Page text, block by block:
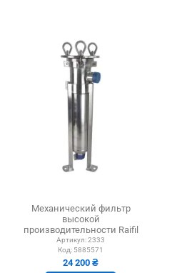
Механический фильтр
высокой
производительности Raifil
BFH-3 1 дюйм мешочного
типа
Артикул:2333
Код: 5885571
24 200 ₴